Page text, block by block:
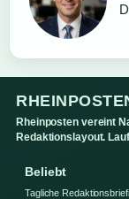
Rheinposten vereint
Redaktionslayout.
Beliebt
Tagliche